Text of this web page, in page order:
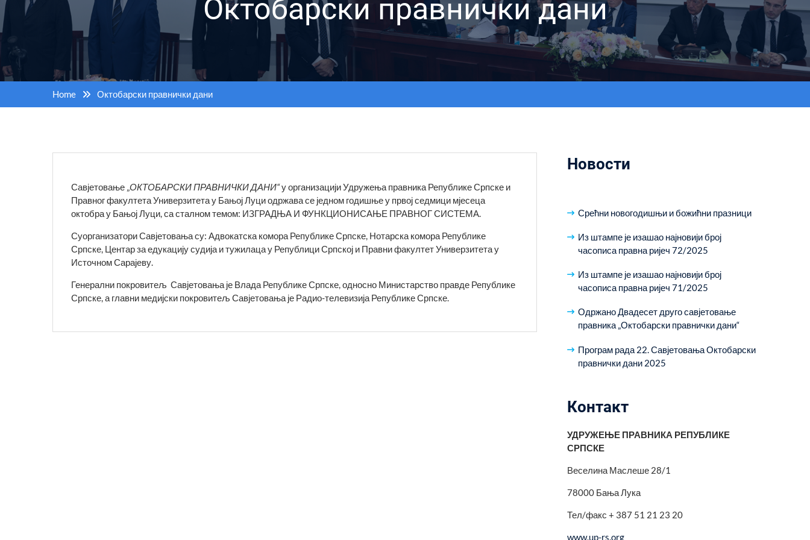
Октобарски правнички дани
Home Октобарски правнички дани
Савјетовање „ОКТОБАРСКИ ПРАВНИЧКИ ДАНИ“у организацији Удружења правника Републике Српске и
Правног факултета Универзитета у Бањој Луци одржава се једном годишње у првој седмици мјесеца
октобра у Бањој Луци, са сталном темом: ИЗГРАДЊА И ФУНКЦИОНИСАЊЕ ПРАВНОГ СИСТЕМА.
Суорганизатори Савјетовања су: Адвокатска комора Републике Српске, Нотарска комора Републике
Српске, Центар за едукацију судија и тужилаца у Републици Српској и Правни факултет Универзитета у
Источном Сарајеву.
Генерални покровитељ Савјетовања је Влада Републике Српске, односно Министарство правде Републике
Српске, а главни медијски покровитељ Савјетовања је Радио-телевизија Републике Српске.
Новости
Срећни новогодишњи и божићни празници
Из штампе је изашао најновији број
часописа правна ријеч 72/2025
Из штампе је изашао најновији број
часописа правна ријеч 71/2025
Одржано Двадесет друго савјетовање
правника „Октобарски правнички дани“
Програм рада 22. Савјетовања Октобарски
правнички дани 2025
Контакт
УДРУЖЕЊЕ ПРАВНИКА РЕПУБЛИКЕ
СРПСКЕ
Веселина Маслеше 28/1
78000 Бања Лука
Тел/факс + 387 51 21 23 20
www.up-rs.org